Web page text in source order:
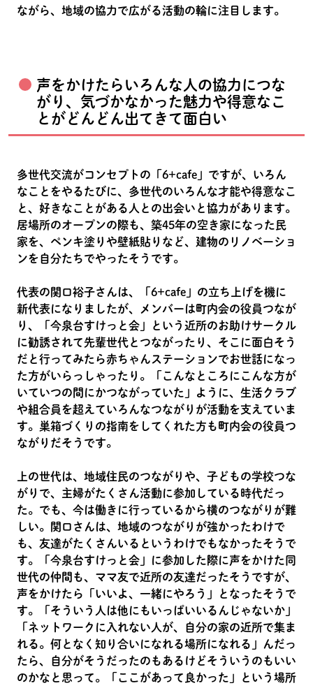
ながら、地域の協力で広がる活動の輪に注目します。
声をかけたらいろんな人の協力につな
がり、気づかなかった魅力や得意なこ
とがどんどん出てきて面白い
多世代交流がコンセプトの「6+cafe」ですが、いろん
なことをやるたびに、多世代のいろんな才能や得意なこ
と、好きなことがある人との出会いと協力があります。
居場所のオープンの際も、築45年の空き家になった民
家を、ペンキ塗りや壁紙貼りなど、建物のリノベーショ
ンを自分たちでやったそうです。
代表の関口裕子さんは、「6+cafe」の立ち上げを機に
新代表になりましたが、メンバーは町内会の役員つなが
り、「今泉台すけっと会」という近所のお助けサークル
に勧誘されて先輩世代とつながったり、そこに面白そう
だと行ってみたら赤ちゃんステーションでお世話になっ
た方がいらっしゃったり。「こんなところにこんな方が
いていつの間にかつながっていた」ように、生活クラブ
や組合員を超えていろんなつながりが活動を支えていま
す。巣箱づくりの指南をしてくれた方も町内会の役員つ
ながりだそうです。
上の世代は、地域住民のつながりや、子どもの学校つな
がりで、主婦がたくさん活動に参加している時代だっ
た。でも、今は働きに行っているから横のつながりが難
しい。関口さんは、地域のつながりが強かったわけで
も、友達がたくさんいるというわけでもなかったそうで
す。「今泉台すけっと会」に参加した際に声をかけた同
世代の仲間も、ママ友で近所の友達だったそうですが、
声をかけたら「いいよ、一緒にやろう」となったそうで
す。「そういう人は他にもいっぱいいるんじゃないか」
「ネットワークに入れない人が、自分の家の近所で集ま
れる。何となく知り合いになれる場所になれる」んだっ
たら、自分がそうだったのもあるけどそういうのもいい
のかなと思って。「ここがあって良かった」という場所